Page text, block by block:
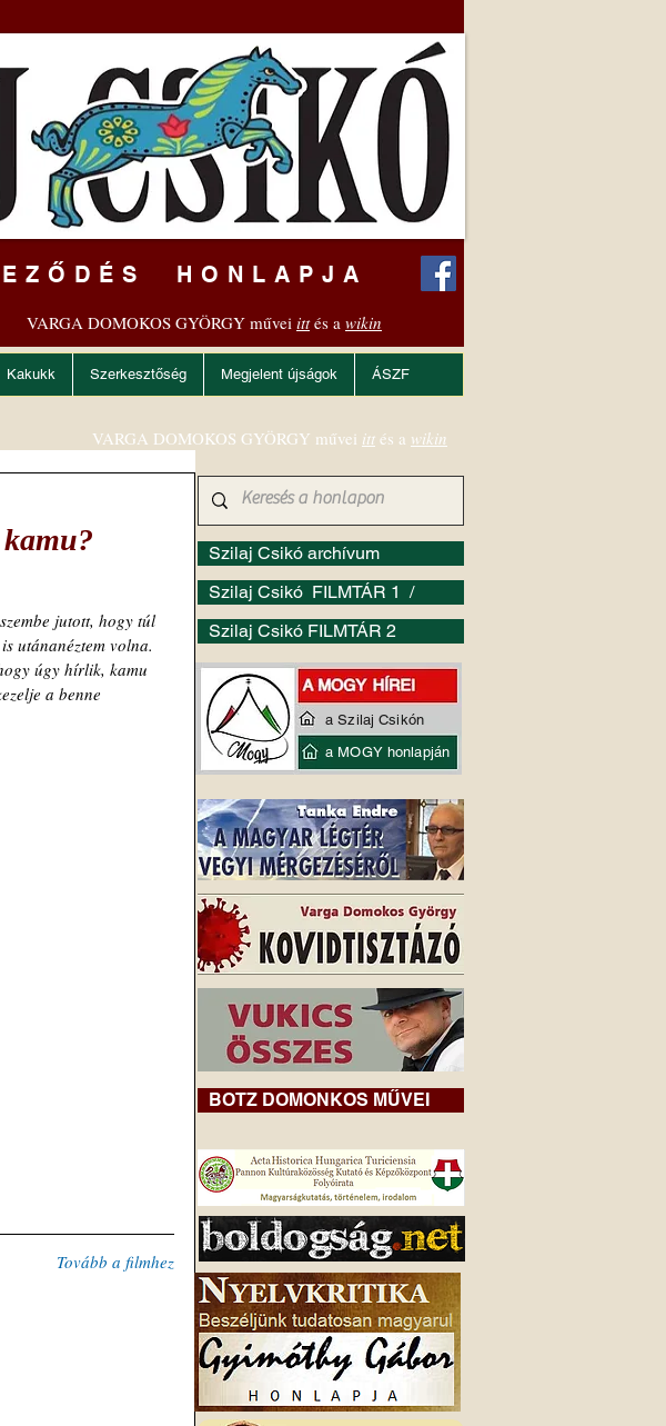
HONLAPJA
VARGA DOMOKOS GYÖRGY művei ittés a wikin
Kakukk Szerkesztőség Megjelent újságok ÁSZF
jutott, hogy túl
utánanéztem volna.
úgy hírlik, kamu
a benne
Tovább a filmhez
Szilaj Csikó archívum
Szilaj Csikó FILMTÁR 1 /
Szilaj Csikó FILMTÁR 2
VARGA DOMOKOS GYÖRGY művei itt és a wikin
BOTZ DOMONKOS MŰVEI
a Szilaj Csikón
a MOGY honlapján